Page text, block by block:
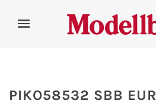
PIKO58532 SBB